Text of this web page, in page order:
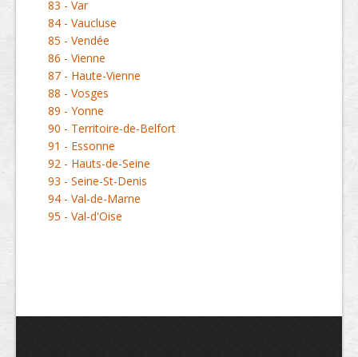
83 - Var
84 - Vaucluse
85 - Vendée
86 - Vienne
87 - Haute-Vienne
88 - Vosges
89 - Yonne
90 - Territoire-de-Belfort
91 - Essonne
92 - Hauts-de-Seine
93 - Seine-St-Denis
94 - Val-de-Marne
95 - Val-d'Oise